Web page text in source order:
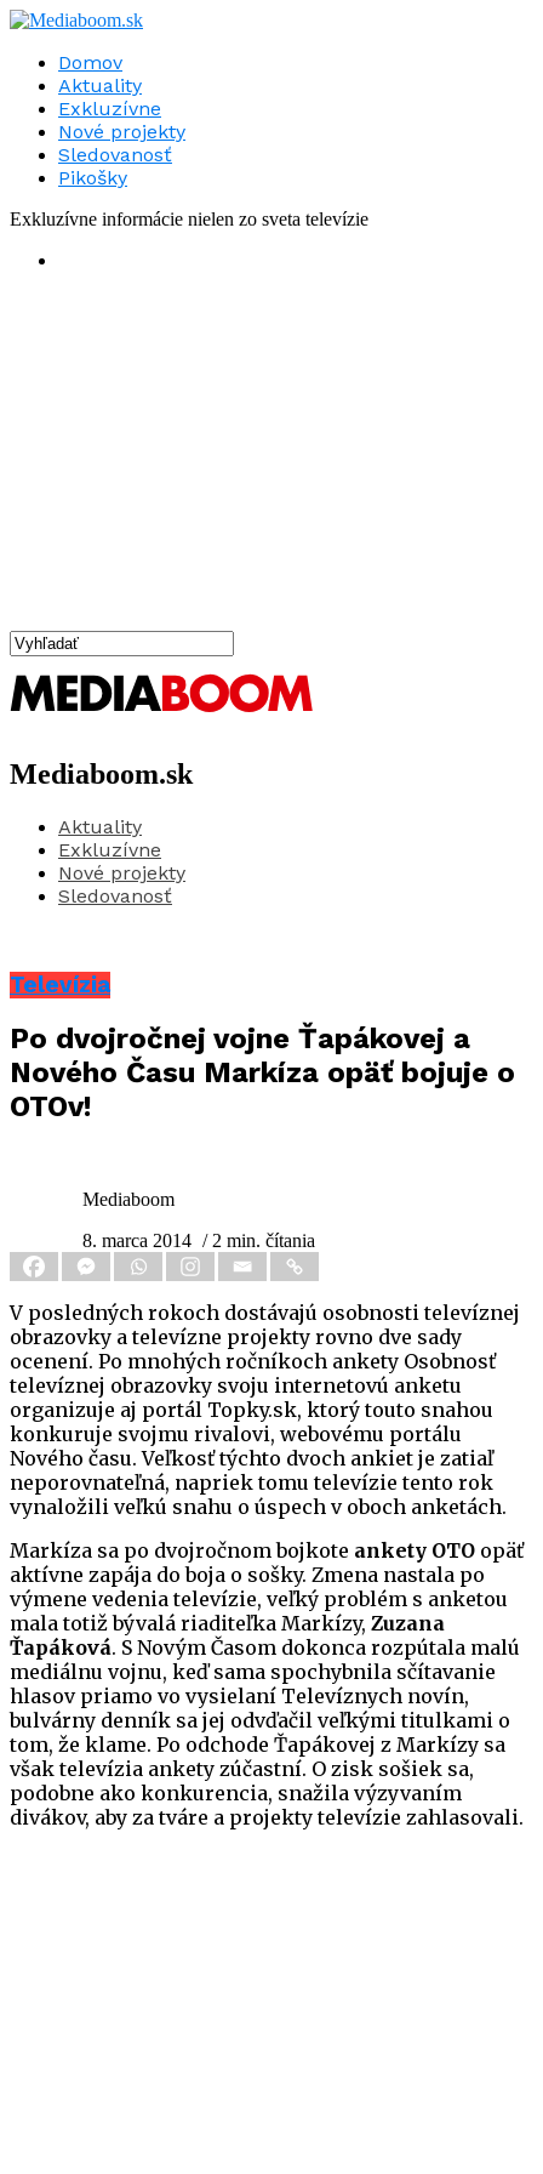
Domov
Aktuality
Exkluzívne
Nové projekty
Sledovanosť
Pikošky
Exkluzívne informácie nielen zo sveta televízie
Mediaboom.sk
Aktuality
Exkluzívne
Nové projekty
Sledovanosť
Televízia
Po dvojročnej vojne Ťapákovej a
Nového Času Markíza opäť bojuje o
OTOv!
Mediaboom
8. marca 2014 / 2 min. čítania
V posledných rokoch dostávajú osobnosti televíznej
obrazovky a televízne projekty rovno dve sady
ocenení. Po mnohých ročníkoch ankety Osobnosť
televíznej obrazovky svoju internetovú anketu
organizuje aj portál Topky.sk, ktorý touto snahou
konkuruje svojmu rivalovi, webovému portálu
Nového času. Veľkosť týchto dvoch ankiet je zatiaľ
neporovnateľná, napriek tomu televízie tento rok
vynaložili veľkú snahu o úspech v oboch anketách.
Markíza sa po dvojročnom bojkote ankety OTO opäť
aktívne zapája do boja o sošky. Zmena nastala po
výmene vedenia televízie, veľký problém s anketou
mala totiž bývalá riaditeľka Markízy, Zuzana
Ťapáková. S Novým Časom dokonca rozpútala malú
mediálnu vojnu, keď sama spochybnila sčítavanie
hlasov priamo vo vysielaní Televíznych novín,
bulvárny denník sa jej odvďačil veľkými titulkami o
tom, že klame. Po odchode Ťapákovej z Markízy sa
však televízia ankety zúčastní. O zisk sošiek sa,
podobne ako konkurencia, snažila výzyvaním
divákov, aby za tváre a projekty televízie zahlasovali.